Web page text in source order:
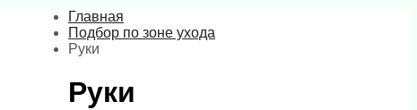
Главная
Подбор по зоне ухода
Руки
Руки